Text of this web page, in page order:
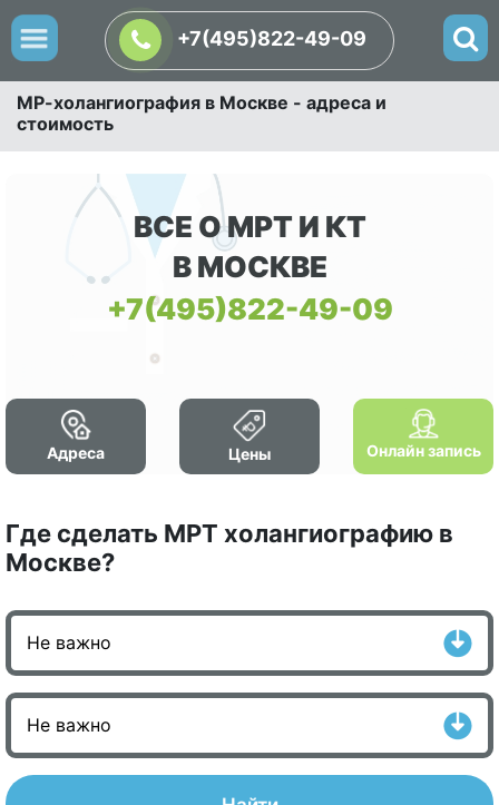
+7(495)822-49-09
МР-холангиография в Москве - адреса и
стоимость
ВСЕ О МРТ И КТ
В МОСКВЕ
+7(495)822-49-09
Адреса Цены Онлайн запись
Где сделать МРТ холангиографию в
Москве?